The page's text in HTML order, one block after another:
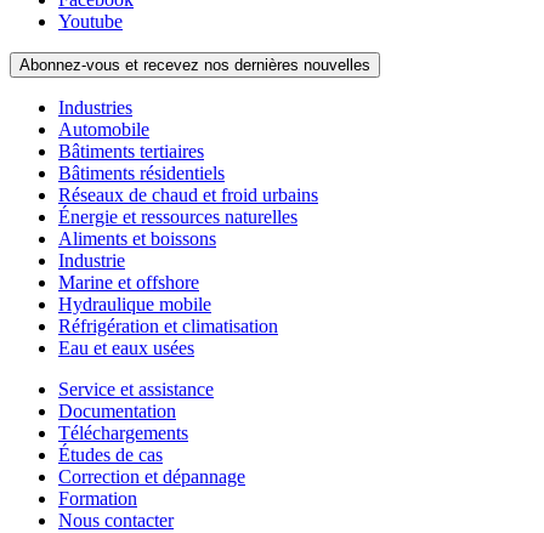
Youtube
Abonnez-vous et recevez nos dernières nouvelles
Industries
Automobile
Bâtiments tertiaires
Bâtiments résidentiels
Réseaux de chaud et froid urbains
Énergie et ressources naturelles
Aliments et boissons
Industrie
Marine et offshore
Hydraulique mobile
Réfrigération et climatisation
Eau et eaux usées
Service et assistance
Documentation
Téléchargements
Études de cas
Correction et dépannage
Formation
Nous contacter